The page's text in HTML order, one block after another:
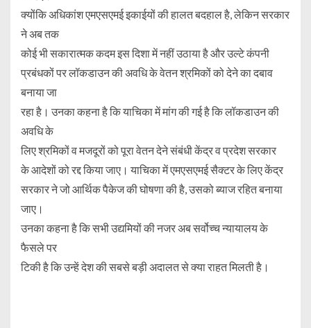
क्योंकि अधिकांश एमएसएमई इकाईयों की हालत बदहाल है, लेकिन सरकार
ने अब तक
कोई भी सकारात्मक कदम इस दिशा में नहीं उठाया है और उल्टे कंपनी
प्रबंधकों पर लॉकडाउन की अवधि के वेतन श्रमिकों को देने का दबाव
बनाया जा
रहा है। उनका कहना है कि याचिका में मांग की गई है कि लॉकडाउन की
अवधि के
लिए श्रमिकों व मजदूरों को पूरा वेतन देने संबंधी केंद्र व प्रदेश सरकार
के आदेशों को रद्द किया जाए। याचिका में एमएसएमई सैक्टर के लिए केंद्र
सरकार ने जो आर्थिक पैकेज की घोषणा की है, उसको ब्याज रहित बनाया
जाए।
उनका कहना है कि सभी उद्यमियों की नजर अब सर्वोच्च न्यायालय के
फैसले पर
टिकी है कि उन्हें देश की सबसे बड़ी अदालत से क्या राहत मिलती है।